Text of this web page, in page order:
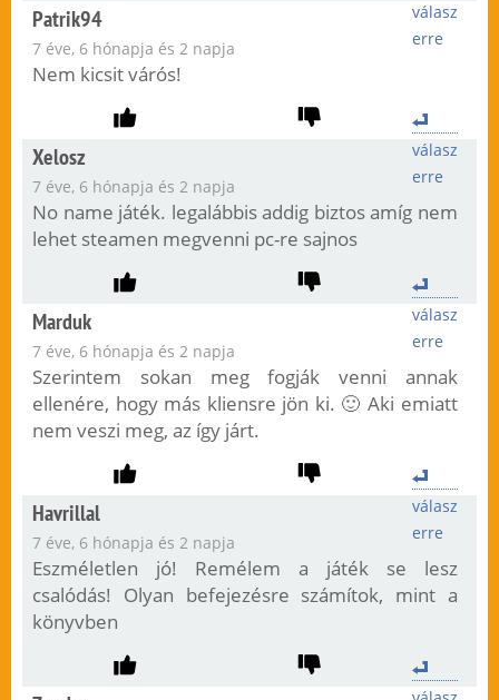
válasz
erre
Patrik94
7 éve, 6 hónapja és 2 napja
Nem kicsit várós!
válasz
erre
Xelosz
7 éve, 6 hónapja és 2 napja
No name játék. legalábbis addig biztos amíg nem
lehet steamen megvenni pc-re sajnos
válasz
erre
Marduk
7 éve, 6 hónapja és 2 napja
Szerintem sokan meg fogják venni annak
ellenére, hogy más kliensre jön ki. 🙂 Aki emiatt
nem veszi meg, az így járt.
válasz
erre
Havrillal
7 éve, 6 hónapja és 2 napja
Eszméletlen jó! Remélem a játék se lesz
csalódás! Olyan befejezésre számítok, mint a
könyvben